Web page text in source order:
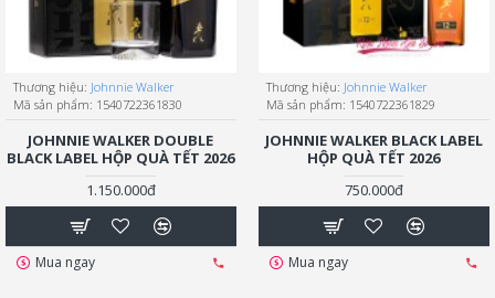
Thương hiệu: Johnnie Walker
Mã sản phẩm: 1540722361830
JOHNNIE WALKER DOUBLE
BLACK LABEL HỘP QUÀ TẾT 2026
1.150.000đ
Mua ngay
Thương hiệu: Johnnie Walker
Mã sản phẩm: 1540722361829
JOHNNIE WALKER BLACK LABEL
HỘP QUÀ TẾT 2026
750.000đ
Mua ngay